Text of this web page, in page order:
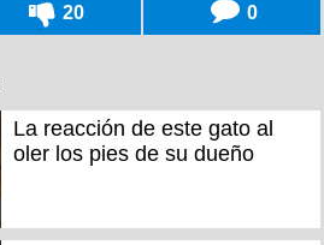
20 0
La reacción de este gato al
oler los pies de su dueño